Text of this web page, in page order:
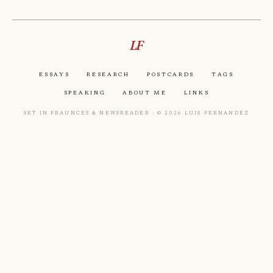
LF
Essays Research Postcards Tags
Speaking About Me Links
Set in Fraunces & Newsreader · © 2026 Luis Fernandez